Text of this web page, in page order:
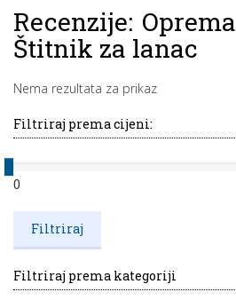
Recenzije: Oprema
Štitnik za lanac
Nema rezultata za prikaz
Filtriraj prema cijeni:
0
Filtriraj prema kategoriji